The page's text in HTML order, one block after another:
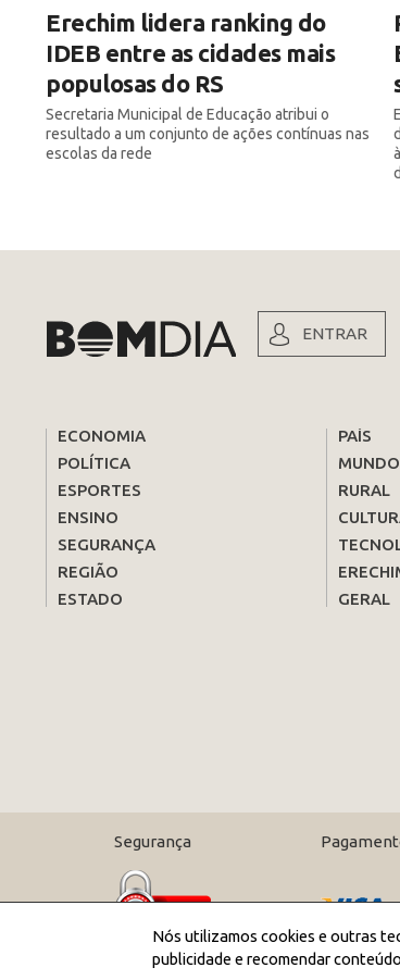
Erechim lidera ranking do
IDEB entre as cidades mais
populosas do RS
Secretaria Municipal de Educação atribui o
resultado a um conjunto de ações contínuas nas
escolas da rede
ENTRAR
ECONOMIA
POLÍTICA
ESPORTES
ENSINO
SEGURANÇA
REGIÃO
ESTADO
PAÍS
MUNDO
RURAL
GERAL
Segurança
Nós utilizamos cookies e outras
publicidade e recomendar